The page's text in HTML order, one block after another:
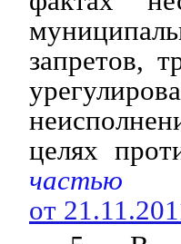
запретов,
целях
от